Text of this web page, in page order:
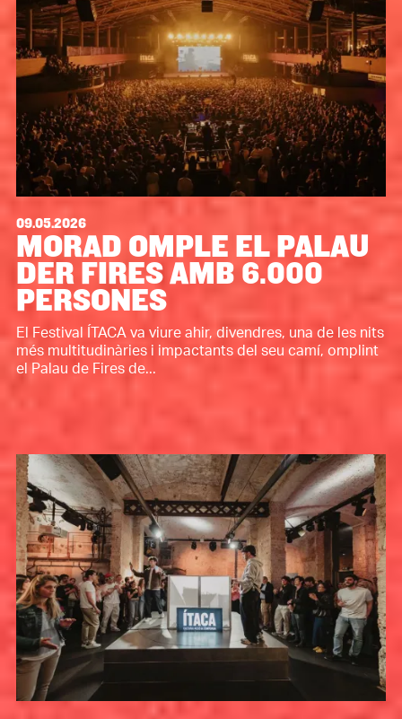
09.05.2026
MORAD OMPLE EL PALAU
DER FIRES AMB 6.000
PERSONES
El Festival ÍTACA va viure ahir, divendres, una de les nits
més multitudinàries i impactants del seu camí, omplint
el Palau de Fires de...